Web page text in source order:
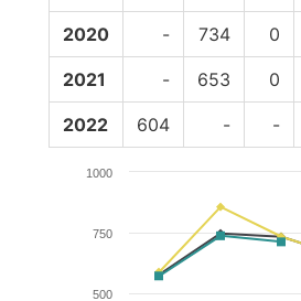
2020 - 734 0
2021 - 653 0
2022 604 - -
500
750
1000